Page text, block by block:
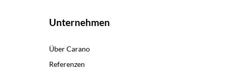
Unternehmen
Über Carano
Referenzen